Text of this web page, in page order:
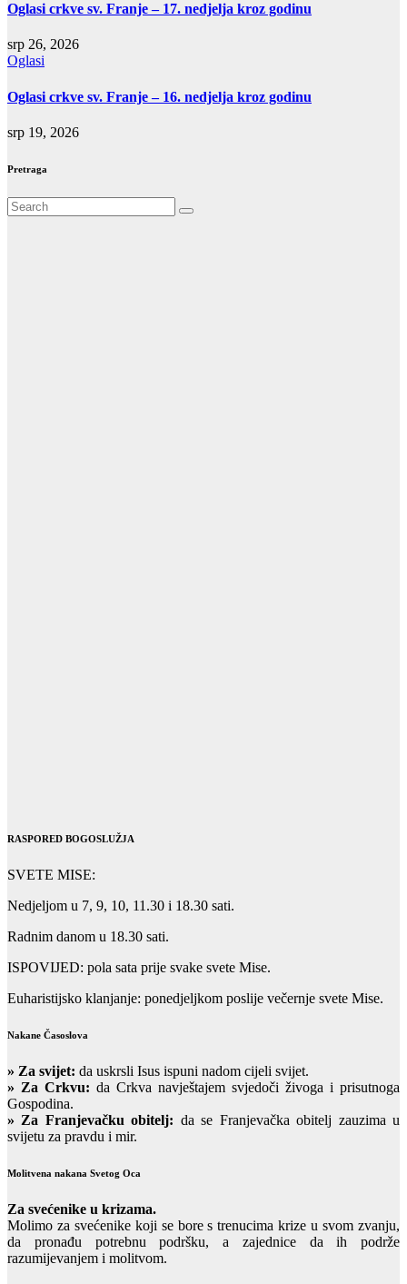
Oglasi crkve sv. Franje – 17. nedjelja kroz godinu
srp 26, 2026
Oglasi
Oglasi crkve sv. Franje – 16. nedjelja kroz godinu
srp 19, 2026
Pretraga
RASPORED BOGOSLUŽJA
SVETE MISE:
Nedjeljom u 7, 9, 10, 11.30 i 18.30 sati.
Radnim danom u 18.30 sati.
ISPOVIJED: pola sata prije svake svete Mise.
Euharistijsko klanjanje: ponedjeljkom poslije večernje svete Mise.
Nakane Časoslova
» Za svijet: da uskrsli Isus ispuni nadom cijeli svijet.
» Za Crkvu: da Crkva navještajem svjedoči živoga i prisutnoga
Gospodina.
» Za Franjevačku obitelj: da se Franjevačka obitelj zauzima u
svijetu za pravdu i mir.
Molitvena nakana Svetog Oca
Za svećenike u krizama.
Molimo za svećenike koji se bore s trenucima krize u svom zvanju,
da pronađu potrebnu podršku, a zajednice da ih podrže
razumijevanjem i molitvom.